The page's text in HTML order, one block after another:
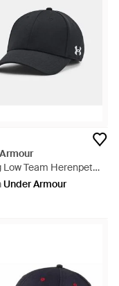
Low Team Herenpet
Zwart Wit - Blauw
Under Armour